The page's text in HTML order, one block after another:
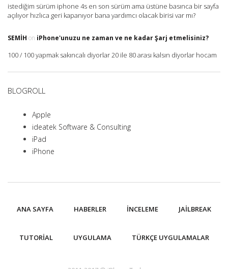
istediğim sürüm iphone 4s en son sürüm ama üstüne basınca bir sayfa
açılıyor hızlıca geri kapanıyor bana yardımcı olacak birisi var mı?
SEMIH on iPhone'unuzu ne zaman ve ne kadar Şarj etmelisiniz?
100 / 100 yapmak sakıncalı diyorlar 20 ile 80 arası kalsın diyorlar hocam
BLOGROLL
Apple
ideatek Software & Consulting
iPad
iPhone
ANA SAYFA HABERLER İNCELEME JAILBREAK
TUTORIAL UYGULAMA TÜRKÇE UYGULAMALAR